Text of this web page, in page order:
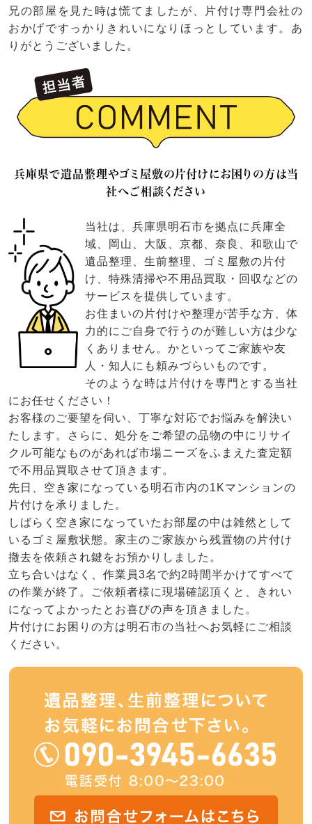
兄の部屋を見た時は慌てましたが、片付け専門会社の
おかげですっかりきれいになりほっとしています。あ
りがとうございました。
兵庫県で遺品整理やゴミ屋敷の片付けにお困りの方は当
社へご相談ください
当社は、兵庫県明石市を拠点に兵庫全
域、岡山、大阪、京都、奈良、和歌山で
遺品整理、生前整理、ゴミ屋敷の片付
け、特殊清掃や不用品買取・回収などの
サービスを提供しています。
お住まいの片付けや整理が苦手な方、体
力的にご自身で行うのが難しい方は少な
くありません。かといってご家族や友
人・知人にも頼みづらいものです。
そのような時は片付けを専門とする当社
にお任せください！
お客様のご要望を伺い、丁寧な対応でお悩みを解決い
たします。さらに、処分をご希望の品物の中にリサイ
クル可能なものがあれば市場ニーズをふまえた査定額
で不用品買取させて頂きます。
先日、空き家になっている明石市内の1Kマンションの
片付けを承りました。
しばらく空き家になっていたお部屋の中は雑然として
いるゴミ屋敷状態。家主のご家族から残置物の片付け
撤去を依頼され鍵をお預かりしました。
立ち合いはなく、作業員3名で約2時間半かけてすべて
の作業が終了。ご依頼者様に現場確認頂くと、きれい
になってよかったとお喜びの声を頂きました。
片付けにお困りの方は明石市の当社へお気軽にご相談
ください。